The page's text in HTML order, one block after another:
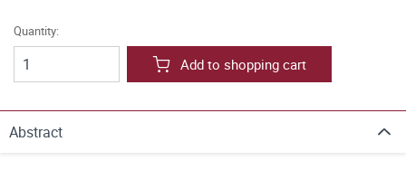
Quantity:
Add to shopping cart
Abstract